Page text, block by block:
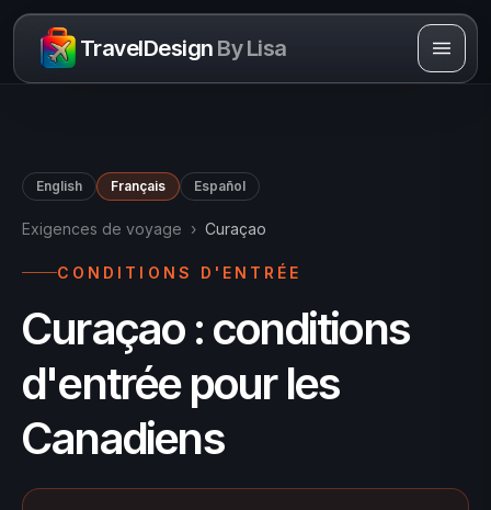
Skip to content
TravelDesign By Lisa
English Français Español
Exigences de voyage › Curaçao
CONDITIONS D'ENTRÉE
Curaçao : conditions
d'entrée pour les
Canadiens